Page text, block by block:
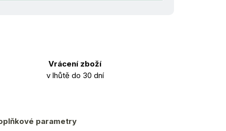
Vrácení zboží
v lhůtě do 30 dní
parametry